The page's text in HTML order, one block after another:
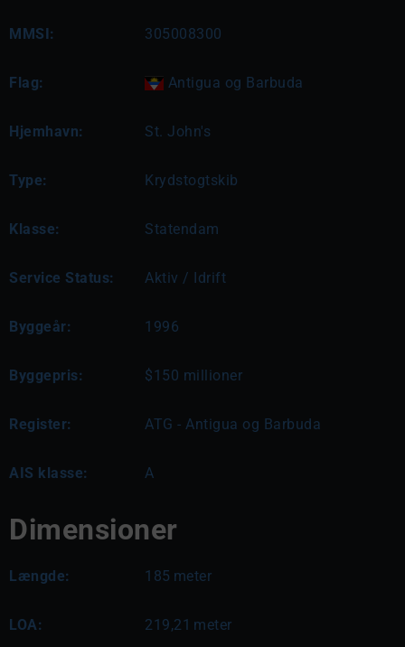
MMSI: 305008300
Flag: Antigua og Barbuda
Hjemhavn: St. John's
Type: Krydstogtskib
Klasse: Statendam
Service Status: Aktiv / Idrift
Byggeår: 1996
Byggepris: $150 millioner
Register: ATG - Antigua og Barbuda
AIS klasse: A
Dimensioner
Længde: 185 meter
LOA: 219,21 meter